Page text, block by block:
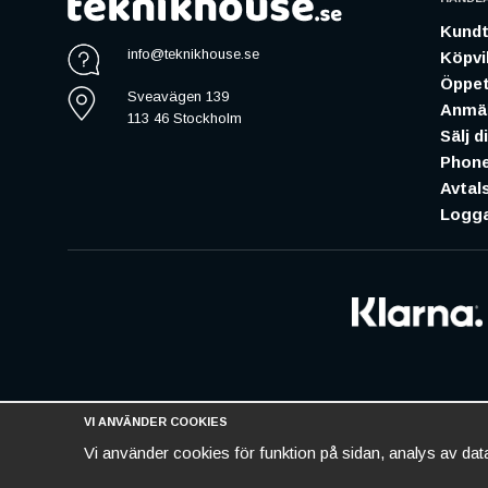
info@teknikhouse.se
Sveavägen 139
113 46 Stockholm
Sälj
VI ANVÄNDER COOKIES
Vi använder cookies för funktion på sidan, analys av